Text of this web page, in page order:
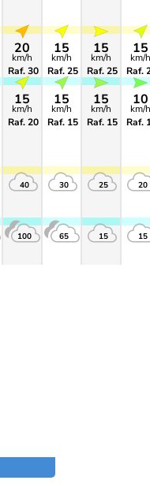
20
km/h
Raf. 30
15
km/h
Raf. 20
40
100
15
km/h
Raf. 25
15
km/h
Raf. 15
30
65
15
km/h
Raf. 25
15
km/h
Raf. 15
25
15
15
km/h
Raf.
10
km/h
Raf.
20
15